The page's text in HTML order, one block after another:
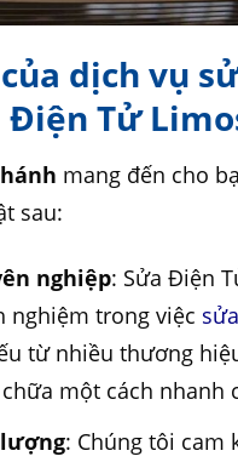
dịch vụ
Điện Tử
mang đến cho
sau:
nghiệp: Sửa Điện
nghiệm trong việc
từ nhiều thương
một cách nhanh
: Chúng tôi cam